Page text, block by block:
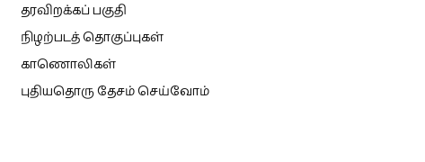
தரவிறக்கப் பகுதி
நிழற்படத் தொகுப்புகள்
காணொலிகள்
புதியதொரு தேசம் செய்வோம்